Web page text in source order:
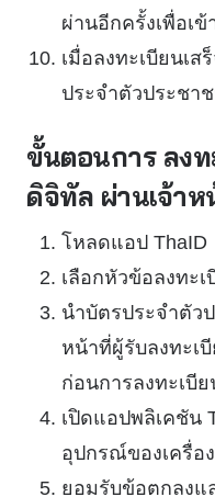
ผ่านอีกครั้งเพื่อเ
เมื่อลงทะเบียนเ
ประจำตัวประชา
ขั้นตอนการ ลง
ดิจิทัล ผ่านเจ้า
โหลดแอป ThaID
เลือกหัวข้อลงทะ
นำบัตรประจำตัว
หน้าที่ผู้รับลงทะเ
ก่อนการลงทะเบี
เปิดแอปพลิเคชัน
อุปกรณ์ของเครื่อ
ยอมรับข้อตกลงแ